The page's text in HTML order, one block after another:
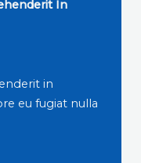
In
in
eu fugiat nulla